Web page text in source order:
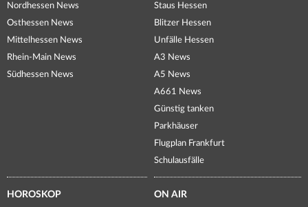
Nordhessen News
Osthessen News
Mittelhessen News
Rhein-Main News
Südhessen News
Staus Hessen
Blitzer Hessen
Unfälle Hessen
A3 News
A5 News
A661 News
Günstig tanken
Parkhäuser
Flugplan Frankfurt
Schulausfälle
HOROSKOP ON AIR